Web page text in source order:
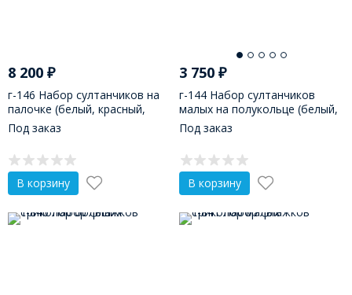
8 200 ₽
г-146 Набор султанчиков на
палочке (белый, красный,
синий)
Под заказ
В корзину
3 750₽
г-144 Набор султанчиков
малых на полукольце (белый,
красный, синий)
Под заказ
В корзину